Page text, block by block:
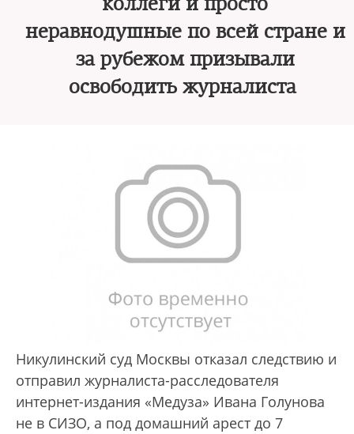
неравнодушные по всей стране и
за рубежом призывали
освободить журналиста
Никулинский суд Москвы отказал следствию и
отправил журналиста-расследователя
интернет-издания «Медуза» Ивана Голунова
не в СИЗО, а под домашний арест до 7